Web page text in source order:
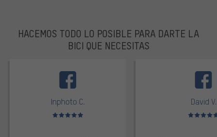
HACEMOS TODO LO POSIBLE PARA DARTE LA
BICI QUE NECESITAS
Inphoto C.
Valoración media: 5 de 5
David V.
Valoración